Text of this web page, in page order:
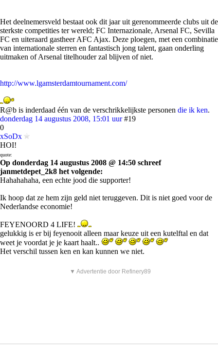
Het deelnemersveld bestaat ook dit jaar uit gerenommeerde clubs uit de
sterkste competities ter wereld; FC Internazionale, Arsenal FC, Sevilla
FC en uiteraard gastheer AFC Ajax. Deze ploegen, met een combinatie
van internationale sterren en fantastisch jong talent, gaan onderling
uitmaken of Arsenal titelhouder zal blijven of niet.
http://www.lgamsterdamtournament.com/
R@b is inderdaad één van de verschrikkelijkste personen die ik ken.
donderdag 14 augustus 2008, 15:01 uur #19
0
xSoDx
HOI!
quote:
Op donderdag 14 augustus 2008 @ 14:50 schreef
janmetdepet_2k8 het volgende:
Hahahahaha, een echte jood die supporter!
Ik hoop dat ze hem zijn geld niet teruggeven. Dit is niet goed voor de
Nederlandse economie!
FEYENOORD 4 LIFE!
gelukkig is er bij feyenooit alleen maar keuze uit een kutelftal en dat
weet je voordat je je kaart haalt..
Het verschil tussen ken en kan kunnen we niet.
▼ Advertentie door Refinery89